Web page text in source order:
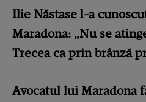
Ilie Năstase l-a
Maradona: „Nu se
Trecea ca prin brânză
Avocatul lui Maradona